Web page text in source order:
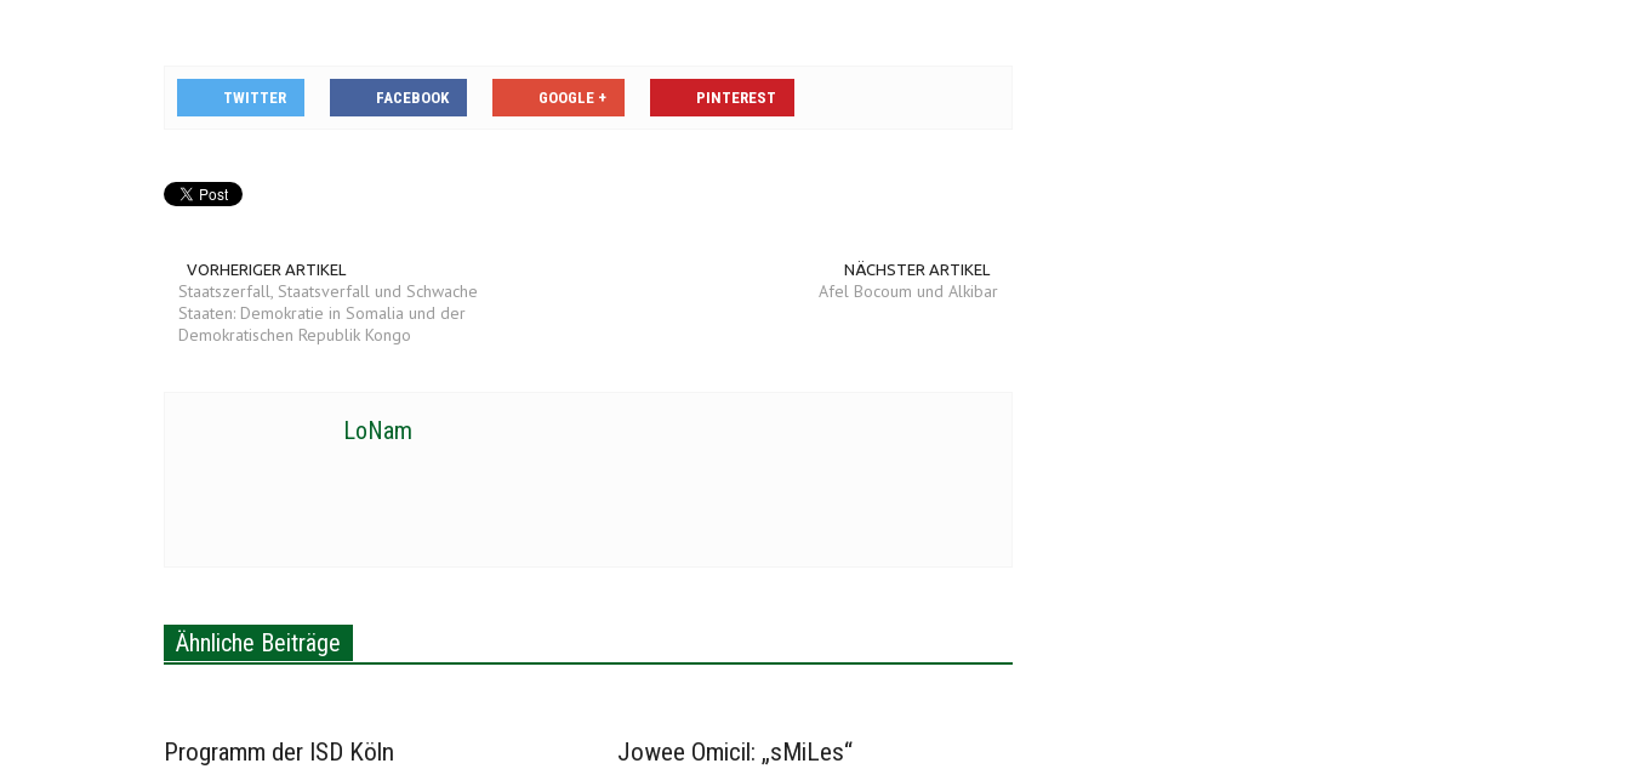
TWITTER FACEBOOK GOOGLE + PINTEREST
VORHERIGER ARTIKEL
Staatszerfall, Staatsverfall und Schwache
Staaten: Demokratie in Somalia und der
Demokratischen Republik Kongo
NÄCHSTER ARTIKEL
Afel Bocoum und Alkibar
LoNam
Ähnliche Beiträge
Programm der ISD Köln Jowee Omicil: „sMiLes“